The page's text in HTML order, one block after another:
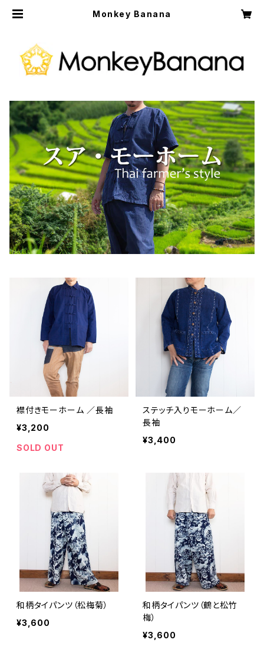
Monkey Banana
襟付きモーホーム ／長袖
¥3,200
SOLD OUT
ステッチ入りモーホーム／
長袖
¥3,400
和柄タイパンツ（松梅菊）
¥3,600
和柄タイパンツ（鶴と松竹
梅）
¥3,600